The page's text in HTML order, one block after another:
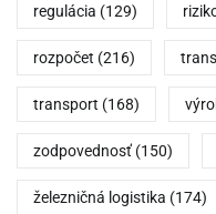
regulácia (129)
rozpočet (216)
transport (168)
zodpovednosť (150)
železničná logistika (174)